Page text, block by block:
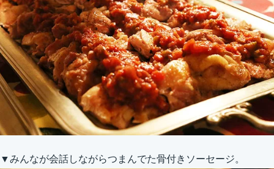
▼みんなが会話しながらつまんでた骨付きソーセージ。